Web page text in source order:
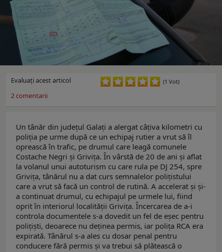
Evaluaţi acest articol (1 Vot)
2comentarii
Un tânăr din județul Galați a alergat câțiva kilometri cu
poliția pe urme după ce un echipaj rutier a vrut să îl
oprească în trafic, pe drumul care leagă comunele
Costache Negri și Grivița. În vârstă de 20 de ani și aflat
la volanul unui autoturism cu care rula pe DJ 254, spre
Grivița, tânărul nu a dat curs semnalelor polițistului
care a vrut să facă un control de rutină. A accelerat și și-
a continuat drumul, cu echipajul pe urmele lui, fiind
oprit în interiorul localității Grivița. Încercarea de a-i
controla documentele s-a dovedit un fel de eșec pentru
polițiști, deoarece nu deținea permis, iar polița RCA era
expirată. Tânărul s-a ales cu dosar penal pentru
conducere fără permis și va trebui să plătească o